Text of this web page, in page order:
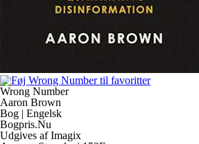
Wrong Number
Aaron Brown
Bog | Engelsk
Bogpris.Nu
Udgives af Imagix